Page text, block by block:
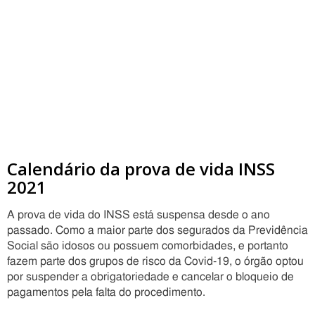
Calendário da prova de vida INSS
2021
A prova de vida do INSS está suspensa desde o ano
passado. Como a maior parte dos segurados da Previdência
Social são idosos ou possuem comorbidades, e portanto
fazem parte dos grupos de risco da Covid-19, o órgão optou
por suspender a obrigatoriedade e cancelar o bloqueio de
pagamentos pela falta do procedimento.